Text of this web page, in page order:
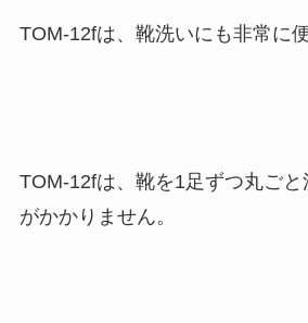
TOM-12fは、靴洗いにも非常に便
TOM-12fは、靴を1足ずつ丸ご
がかかりません。